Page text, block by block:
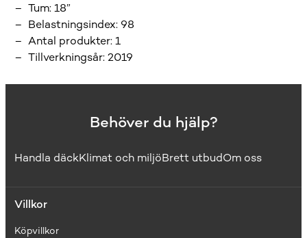
Tum:18”
Belastningsindex: 98
Antal produkter:1
Tillverkningsår:2019
Behöver du hjälp?
Handla däckKlimat och miljöBrett utbudOm oss
Villkor
Köpvillkor